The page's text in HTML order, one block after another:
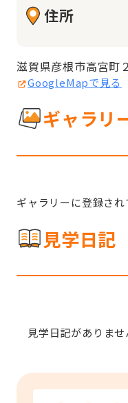
住所
滋賀県彦根市高宮町
GoogleMapで見る
ギャラリ
ギャラリーに登録され
見学日記
見学日記がありませ